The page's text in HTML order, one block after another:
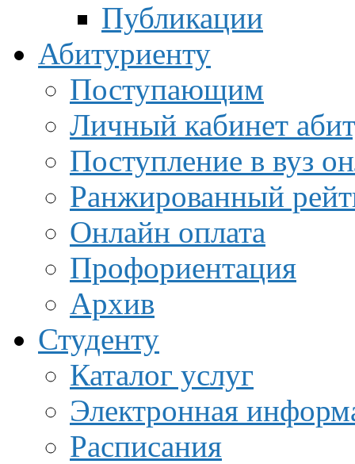
Публикации
Абитуриенту
Поступающим
Личный кабинет
Поступление в вуз
Ранжированный
Онлайн оплата
Профориентация
Архив
Студенту
Каталог услуг
Электронная
Расписания